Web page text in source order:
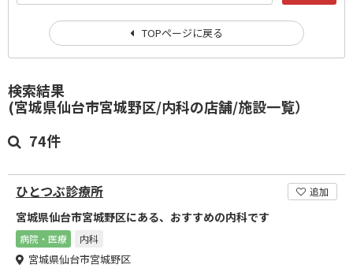
検索結果
(宮城県仙台市宮城野区/内科の店舗/施設一覧）
74件
ひとつぶ診療所 追加
宮城県仙台市宮城野区にある、おすすめの内科です
病院・医療 内科
宮城県仙台市宮城野区
TOPページに戻る